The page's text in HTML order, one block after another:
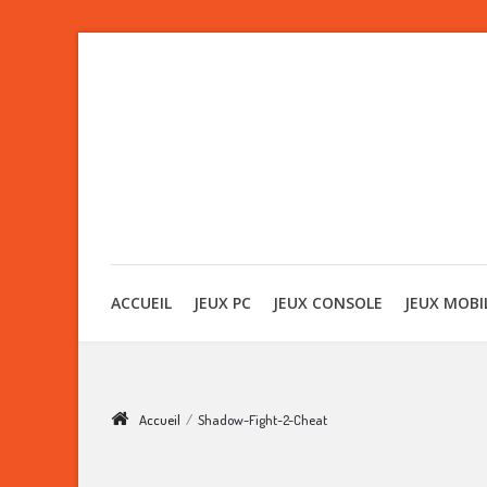
ACCUEIL JEUX PC JEUX CONSOLE JEUX
Accueil / Shadow-Fight-2-Cheat